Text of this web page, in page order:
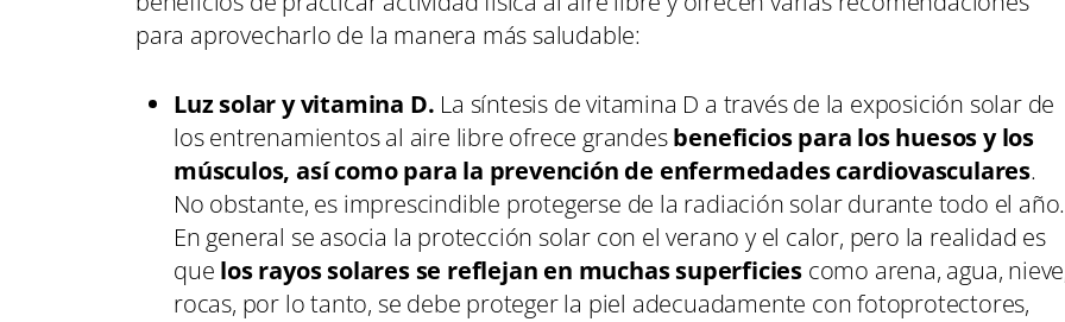
para aprovecharlo de la manera más saludable:
Luz solar y vitamina D. La síntesis de vitamina D a través de la exposición solar de
los entrenamientos al aire libre ofrece grandesbeneficios para los huesos y los
músculos, así como para la prevención de enfermedades cardiovasculares.
No obstante, es imprescindible protegerse de la radiación solar durante todo el año.
En general se asocia la protección solar con el verano y el calor, pero la realidad es
que los rayos solares se reflejan en muchas superficies como arena, agua,
rocas, por lo tanto, se debe proteger la piel adecuadamente con fotoprotectores,